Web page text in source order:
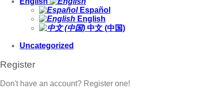
Español
English
中文 (中国)
Uncategorized
Register
Don't have an account? Register one!